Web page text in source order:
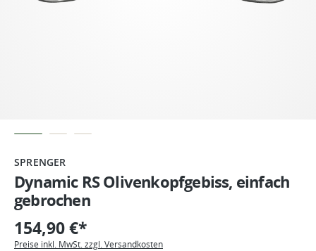
SPRENGER
Dynamic RS Olivenkopfgebiss, einfach
gebrochen
154,90 €*
Preise inkl. MwSt. zzgl. Versandkosten